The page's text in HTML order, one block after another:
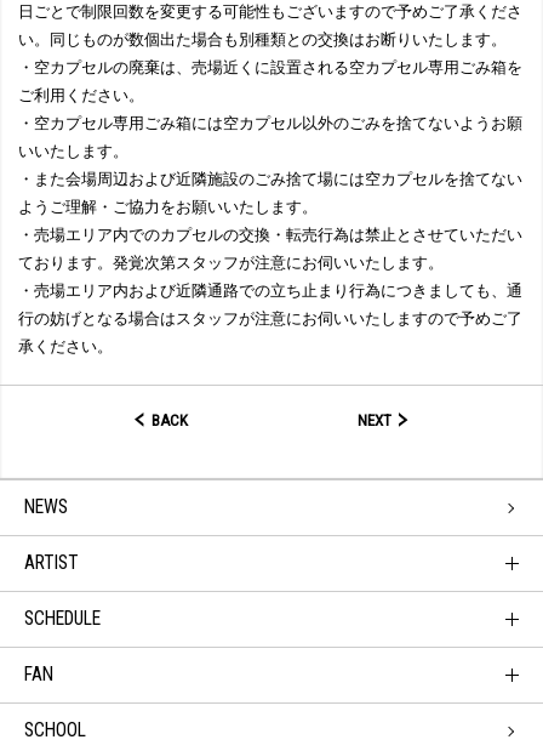
日ごとで制限回数を変更する可能性もございますので予めご了承くださ
い。同じものが数個出た場合も別種類との交換はお断りいたします。
・空カプセルの廃棄は、売場近くに設置される空カプセル専用ごみ箱を
ご利用ください。
・空カプセル専用ごみ箱には空カプセル以外のごみを捨てないようお願
いいたします。
・また会場周辺および近隣施設のごみ捨て場には空カプセルを捨てない
ようご理解・ご協力をお願いいたします。
・売場エリア内でのカプセルの交換・転売行為は禁止とさせていただい
ております。発覚次第スタッフが注意にお伺いいたします。
・売場エリア内および近隣通路での立ち止まり行為につきましても、通
行の妨げとなる場合はスタッフが注意にお伺いいたしますので予めご了
承ください。
BACK NEXT
NEWS
ARTIST
SCHEDULE
FAN
SCHOOL